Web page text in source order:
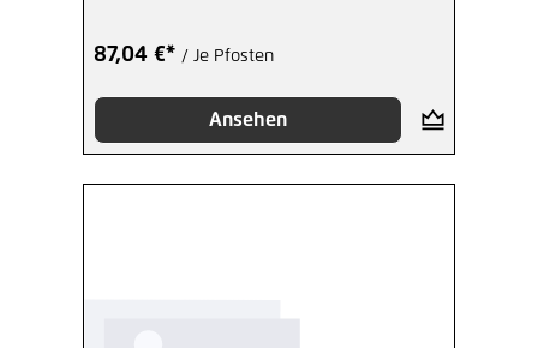
87,04 €* / Je Pfosten
Ansehen